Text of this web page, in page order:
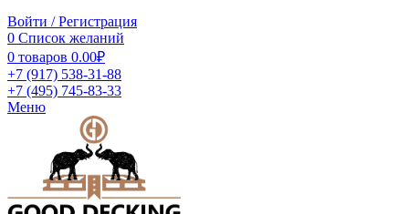
Войти / Регистрация
0 Список желаний
0 товаров 0.00₽
+7 (917) 538-31-88
+7 (495) 745-83-33
Меню